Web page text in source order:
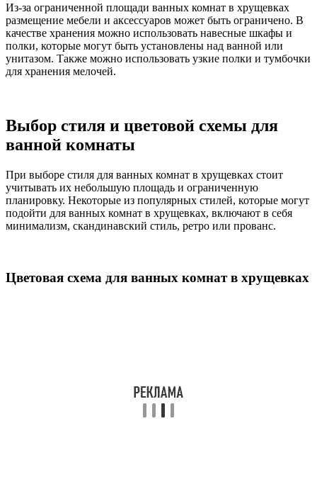
Из-за ограниченной площади ванных комнат в хрущевках
размещение мебели и аксессуаров может быть ограничено. В
качестве хранения можно использовать навесные шкафы и
полки, которые могут быть установлены над ванной или
унитазом. Также можно использовать узкие полки и тумбочки
для хранения мелочей.
Выбор стиля и цветовой схемы для
ванной комнаты
При выборе стиля для ванных комнат в хрущевках стоит
учитывать их небольшую площадь и ограниченную
планировку. Некоторые из популярных стилей, которые могут
подойти для ванных комнат в хрущевках, включают в себя
минимализм, скандинавский стиль, ретро или прованс.
Цветовая схема для ванных комнат в хрущевках